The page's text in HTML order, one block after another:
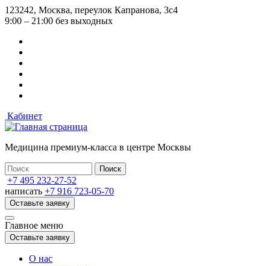
Перейти
к
содержанию
123242, Москва, переулок Капранова, 3с4
9:00 – 21:00 без выходных
Кабинет
Медицина премиум-класса в центре Москвы
+7 495 232-27-52
написать +7 916 723-05-70
Оставьте заявку
Главное меню
Оставьте заявку
О нас